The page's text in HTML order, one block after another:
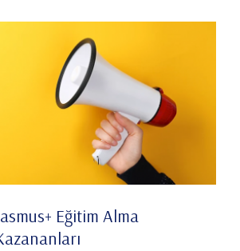
Eğitim Alma